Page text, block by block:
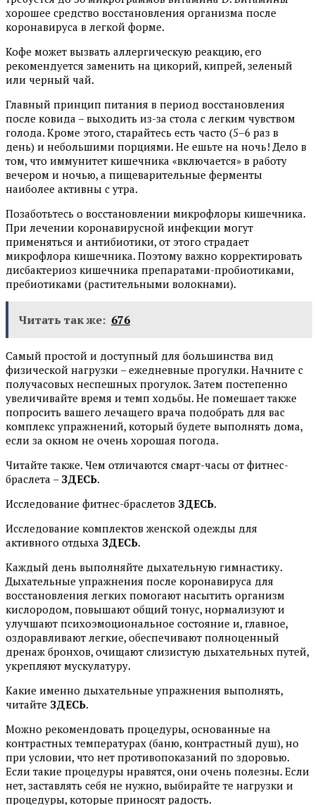
хорошее средство восстановления организма после
коронавируса в легкой форме.
Кофе может вызвать аллергическую реакцию, его
рекомендуется заменить на цикорий, кипрей, зеленый
или черный чай.
Главный принцип питания в период восстановления
после ковида – выходить из-за стола с легким чувством
голода. Кроме этого, старайтесь есть часто (5–6 раз в
день) и небольшими порциями. Не ешьте на ночь! Дело в
том, что иммунитет кишечника «включается» в работу
вечером и ночью, а пищеварительные ферменты
наиболее активны с утра.
Позаботьтесь о восстановлении микрофлоры кишечника.
При лечении коронавирусной инфекции могут
применяться и антибиотики, от этого страдает
микрофлора кишечника. Поэтому важно корректировать
дисбактериоз кишечника препаратами-пробиотиками,
пребиотиками (растительными волокнами).
Читать так же: 676
Самый простой и доступный для большинства вид
физической нагрузки – ежедневные прогулки. Начните с
получасовых неспешных прогулок. Затем постепенно
увеличивайте время и темп ходьбы. Не помешает также
попросить вашего лечащего врача подобрать для вас
комплекс упражнений, который будете выполнять дома,
если за окном не очень хорошая погода.
Читайте также. Чем отличаются смарт-часы от фитнес-
браслета – ЗДЕСЬ.
Исследование фитнес-браслетов ЗДЕСЬ.
Исследование комплектов женской одежды для
активного отдыха ЗДЕСЬ.
Каждый день выполняйте дыхательную гимнастику.
Дыхательные упражнения после коронавируса для
восстановления легких помогают насытить организм
кислородом, повышают общий тонус, нормализуют и
улучшают психоэмоциональное состояние и, главное,
оздоравливают легкие, обеспечивают полноценный
дренаж бронхов, очищают слизистую дыхательных путей,
укрепляют мускулатуру.
Какие именно дыхательные упражнения выполнять,
читайте ЗДЕСЬ.
Можно рекомендовать процедуры, основанные на
контрастных температурах (баню, контрастный душ), но
при условии, что нет противопоказаний по здоровью.
Если такие процедуры нравятся, они очень полезны. Если
нет, заставлять себя не нужно, выбирайте те нагрузки и
процедуры, которые приносят радость.